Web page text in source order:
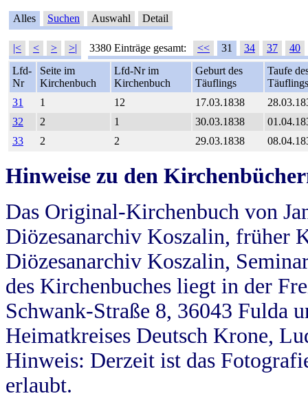
Alles Suchen Auswahl Detail
|< < > >| 3380 Einträge gesamt: << 31 34 37
40
Lfd-
Nr
Seite im
Kirchenbuch
Lfd-Nr im
Kirchenbuch
Geburt des
Täuflings
Taufe
Täuflings
31
1 12 17.03.1838
32
2 1 30.03.1838
33
2 2 29.03.1838
Hinweise zu den
Das Original-Kirchenbuch von
Diözesanarchiv Koszalin, früher
Diözesanarchiv Koszalin,
des Kirchenbuches liegt in der
Schwank-Straße 8, 36043 Fulda
Heimatkreises Deutsch Krone,
Hinweis: Derzeit ist das
erlaubt.